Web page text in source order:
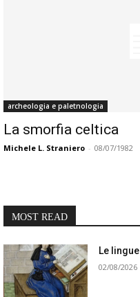
archeologia e paletnologia
La smorfia celtica
Michele L. Straniero - 08/07/1982
MOST READ
Le
02/08/2026